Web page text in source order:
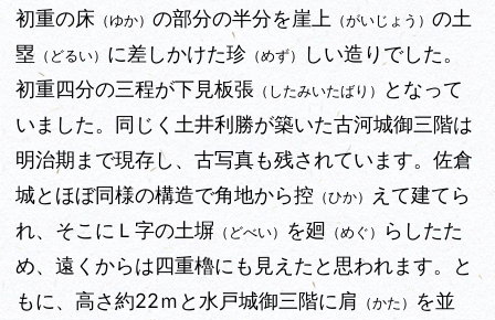
初重の床 （ゆか） の部分の半分を崖上 （がいじょう） の土
塁 （どるい） に差しかけた珍 （めず）
しい造りでした。
初重四分の三程が下見板張 （したみいたばり）
となって
いました。同じく土井利勝が築いた古河城御三階は
明治期まで現存し、古写真も残されています。佐倉
城とほぼ同様の構造で角地から控 （ひか）
えて建てら
れ、そこにＬ字の土塀 （どべい） を廻 （めぐ）
らしたた
め、遠くからは四重櫓にも見えたと思われます。と
もに、高さ約22ｍと水戸城御三階に肩
（かた） を並